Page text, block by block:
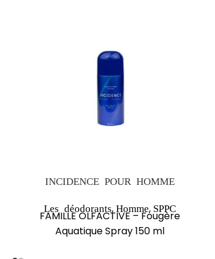
INCIDENCE POUR HOMME
Les déodorants, Homme, SPPC
FAMILLE OLFACTIVE – Fougère
Aquatique Spray 150 ml